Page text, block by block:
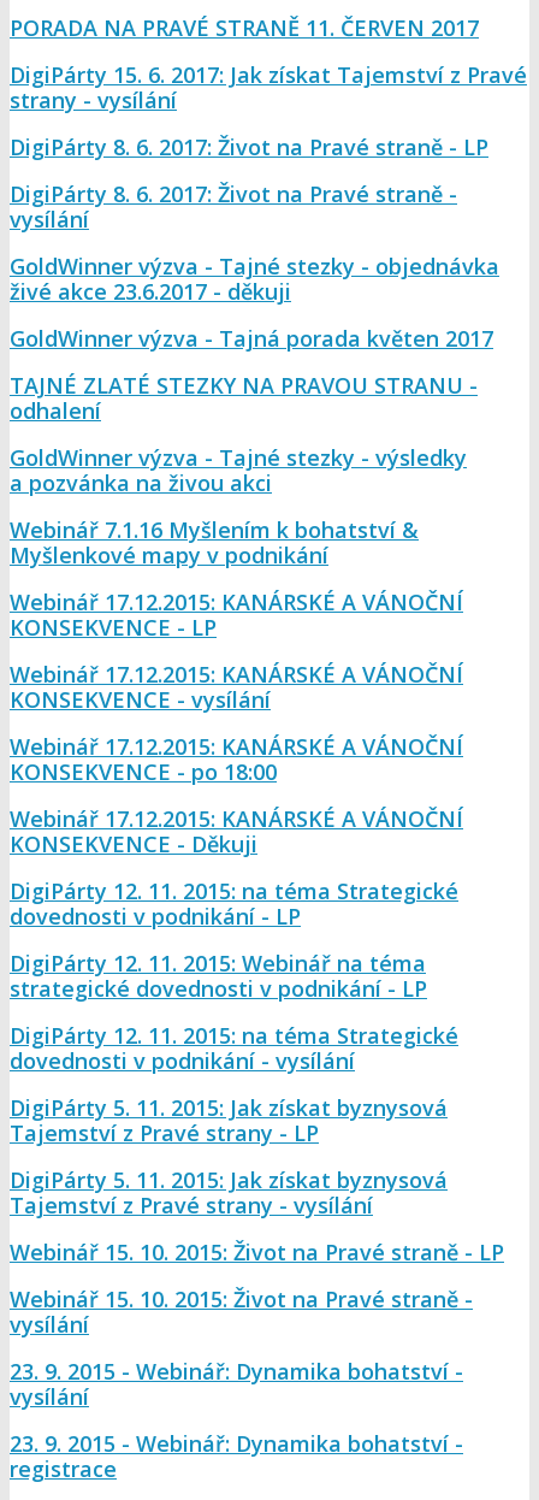
PORADA NA PRAVÉ STRANĚ 11. ČERVEN 2017
DigiPárty 15. 6. 2017: Jak získat Tajemství z Pravé
strany - vysílání
DigiPárty 8. 6. 2017: Život na Pravé straně - LP
DigiPárty 8. 6. 2017: Život na Pravé straně -
vysílání
GoldWinner výzva - Tajné stezky - objednávka
živé akce 23.6.2017 - děkuji
GoldWinner výzva - Tajná porada květen 2017
TAJNÉ ZLATÉ STEZKY NA PRAVOU STRANU -
odhalení
GoldWinner výzva - Tajné stezky - výsledky
a pozvánka na živou akci
Webinář 7.1.16 Myšlením k bohatství &
Myšlenkové mapy v podnikání
Webinář 17.12.2015: KANÁRSKÉ A VÁNOČNÍ
KONSEKVENCE - LP
Webinář 17.12.2015: KANÁRSKÉ A VÁNOČNÍ
KONSEKVENCE - vysílání
Webinář 17.12.2015: KANÁRSKÉ A VÁNOČNÍ
KONSEKVENCE - po 18:00
Webinář 17.12.2015: KANÁRSKÉ A VÁNOČNÍ
KONSEKVENCE - Děkuji
DigiPárty 12. 11. 2015: na téma Strategické
dovednosti v podnikání - LP
DigiPárty 12. 11. 2015: Webinář na téma
strategické dovednosti v podnikání - LP
DigiPárty 12. 11. 2015: na téma Strategické
dovednosti v podnikání - vysílání
DigiPárty 5. 11. 2015: Jak získat byznysová
Tajemství z Pravé strany - LP
DigiPárty 5. 11. 2015: Jak získat byznysová
Tajemství z Pravé strany - vysílání
Webinář 15. 10. 2015: Život na Pravé straně - LP
Webinář 15. 10. 2015: Život na Pravé straně -
vysílání
23. 9. 2015 - Webinář: Dynamika bohatství -
vysílání
23. 9. 2015 - Webinář: Dynamika bohatství -
registrace